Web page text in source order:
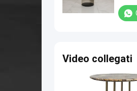
Video collegati